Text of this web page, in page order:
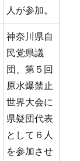
人が参加。
神奈川県自
民党県議
団、第５回
原水爆禁止
世界大会に
県疑団代表
として６人
を参加させ